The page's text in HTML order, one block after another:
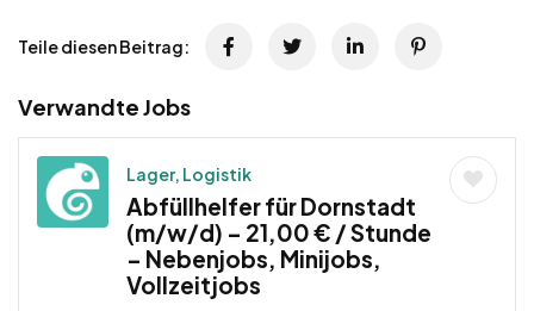
Teile diesen Beitrag:
Verwandte Jobs
Lager, Logistik
Abfüllhelfer für Dornstadt
(m/w/d) – 21,00 € / Stunde
– Nebenjobs, Minijobs,
Vollzeitjobs